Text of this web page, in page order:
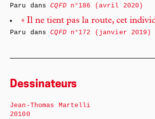
Paru dansCQFDn°186 (avril 2020)
« Il ne tient pas la route, cet
Paru dansCQFDn°172 (janvier 2019)
Dessinateurs
Jean-Thomas Martelli
20100